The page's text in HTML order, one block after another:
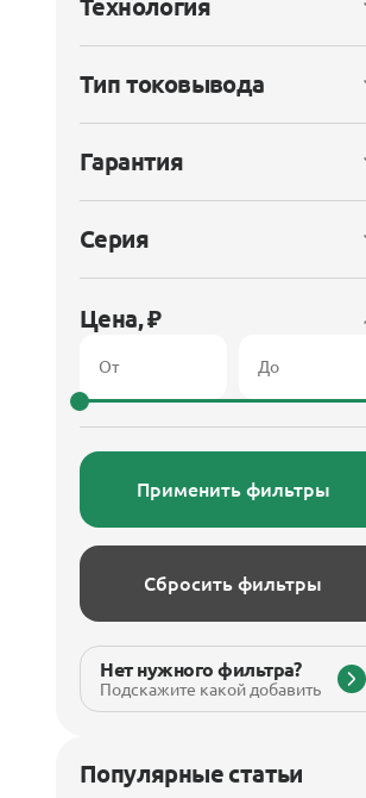
Технология
Тип токовывода
Гарантия
Серия
Цена, ₽
Применить фильтры
Сбросить фильтры
Нет нужного фильтра?
Подскажите какой добавить
Популярные статьи